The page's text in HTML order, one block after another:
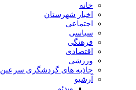
خانه
اخبار شهرستان
اجتماعی
سیاسی
فرهنگی
اقتصادی
ورزشی
جاذبه های گردشگری سرعین
آرشیو
ویدئو